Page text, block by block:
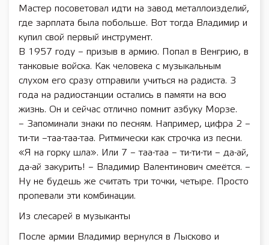
Мастер посоветовал идти на завод металлоизделий,
где зарплата была побольше. Вот тогда Владимир и
купил свой первый инструмент.
В 1957 году – призыв в армию. Попал в Венгрию, в
танковые войска. Как человека с музыкальным
слухом его сразу отправили учиться на радиста. 3
года на радиостанции остались в памяти на всю
жизнь. Он и сейчас отлично помнит азбуку Морзе.
– Запоминали знаки по песням. Например, цифра 2 –
ти-ти –таа-таа-таа. Ритмически как строчка из песни.
«Я на горку шла». Или 7 – таа-таа – ти-ти-ти – да-ай,
да-ай закурить! – Владимир Валентинович смеётся. –
Ну не будешь же считать три точки, четыре. Просто
пропевали эти комбинации.
Из слесарей в музыканты
После армии Владимир вернулся в Лысково и